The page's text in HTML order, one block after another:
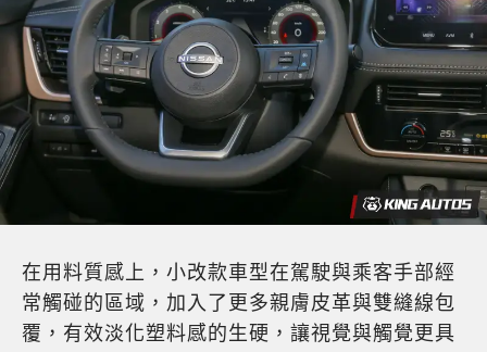
在用料質感上，小改款車型在駕駛與乘客手部經
常觸碰的區域，加入了更多親膚皮革與雙縫線包
覆，有效淡化塑料感的生硬，讓視覺與觸覺更具